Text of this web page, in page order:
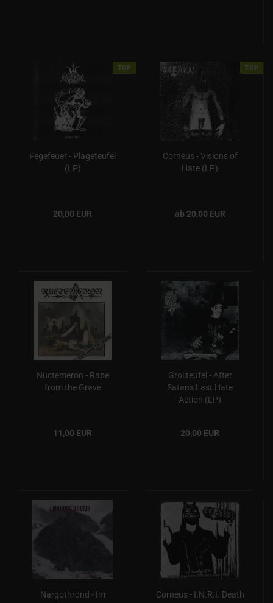
TOP
Fegefeuer - Plageteufel
(LP)
20,00 EUR
TOP
Corneus - Visions of
Hate (LP)
ab 20,00 EUR
Nuctemeron - Rape
from the Grave
11,00 EUR
Grollteufel - After
Satan's Last Hate
Action (LP)
20,00 EUR
Nargothrond - Im
Corneus - I.N.R.I. Death